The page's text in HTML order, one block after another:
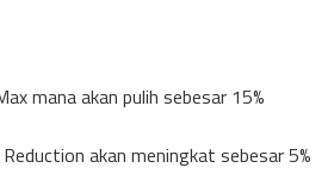
mana akan pulih sebesar 15%
akan meningkat sebesar 5%